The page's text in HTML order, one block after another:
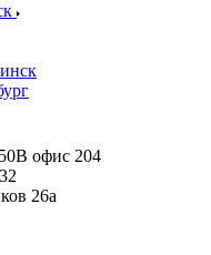
офис 204
26а